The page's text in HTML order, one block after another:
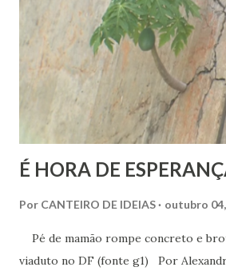
espiritualidade que faça sentido com
realmente é.
É HORA DE
Por CANTEIRO DE IDEIAS outubro
Pé de mamão rompe concreto e
viaduto no DF (fonte g1) Por